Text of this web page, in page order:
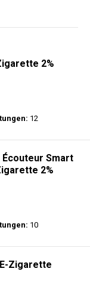
2%
12
Écouteur Smart
2%
10
Zigarette